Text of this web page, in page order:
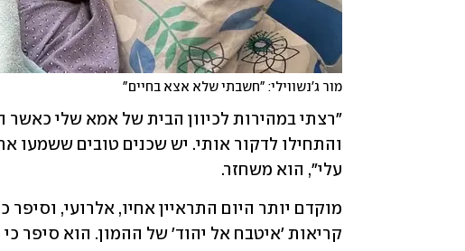
מור ג'נשווילי: "חשבתי שלא אצא בחיים"
עלי", הוא משחזר.